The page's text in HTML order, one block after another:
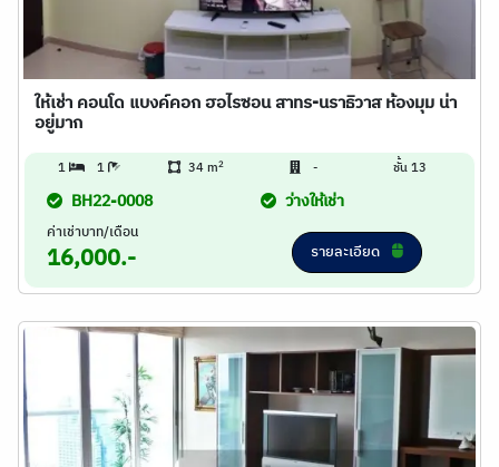
ให้เช่า คอนโด แบงค์คอก ฮอไรซอน สาทร-นราธิวาส ห้องมุม น่า
อยู่มาก
1 1 34 m2 - ชั้น 13
BH22-0008 ว่างให้เช่า
ค่าเช่าบาท/เดือน
16,000.- รายละเอียด